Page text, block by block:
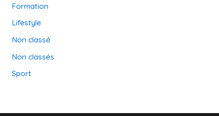
Formation
Lifestyle
Non classé
Non classés
Sport